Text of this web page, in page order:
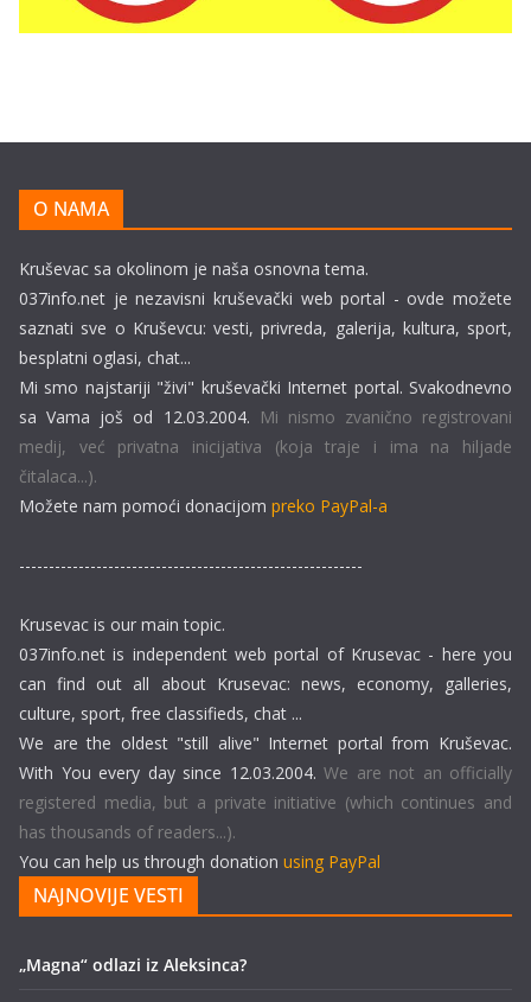
O NAMA
Kruševac sa okolinom je naša osnovna tema.
037info.net je nezavisni kruševački web portal - ovde možete
saznati sve o Kruševcu: vesti, privreda, galerija, kultura, sport,
besplatni oglasi, chat...
Mi smo najstariji "živi" kruševački Internet portal. Svakodnevno
sa Vama još od 12.03.2004. Mi nismo zvanično registrovani
medij, već privatna inicijativa (koja traje i ima na hiljade
čitalaca...).
Možete nam pomoći donacijom preko PayPal-a
----------------------------------------------------------
Krusevac is our main topic.
037info.net is independent web portal of Krusevac - here you
can find out all about Krusevac: news, economy, galleries,
culture, sport, free classifieds, chat ...
We are the oldest "still alive" Internet portal from Kruševac.
With You every day since 12.03.2004. We are not an officially
registered media, but a private initiative (which continues and
has thousands of readers...).
You can help us through donation using PayPal
NAJNOVIJE VESTI
„Magna“ odlazi iz Aleksinca?